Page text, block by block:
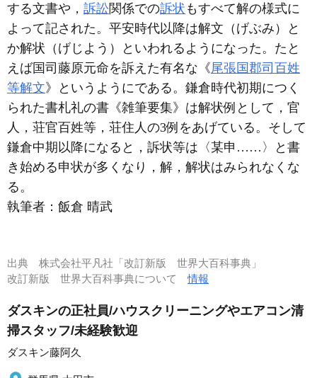
する文書や， 訴訟関係での訴状 もすべて解の様式に
よって記された。平安時代以降は解文（げぶみ）と
か解状（げじよう）といわれるようになった。たと
えば国司藤原元命を訴えた有名な《尾張国郡司百姓
等解文》というようにである。鎌倉時代初期につく
られた書札礼の書《雑筆要集》は解状例として，官
人，荘官百姓等，荘住人の3例をあげている。そして
鎌倉中期以降になると，訴状等は〈某申……〉と書
き始める申状が多くなり，解，解状はみられなくな
る。
執筆者： 飯倉 晴武
出典 株式会社平凡社「改訂新版 世界大百科事典」
改訂新版 世界大百科事典について情報
ダスキンの正社員/ハウスクリーニングやエアコン清
掃スタッフ/未経験歓迎
ダスキン藤阿久